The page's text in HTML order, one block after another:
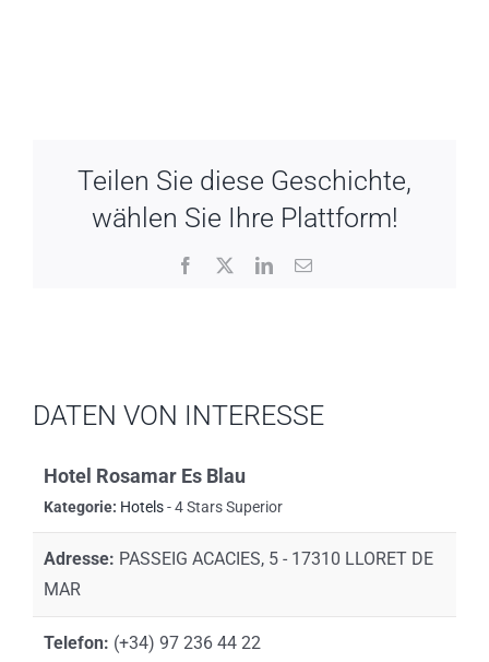
Teilen Sie diese Geschichte,
wählen Sie Ihre Plattform!
Facebook LinkedInEmail
DATEN VON INTERESSE
Hotel Rosamar Es Blau
Kategorie: Hotels- 4 Stars Superior
Adresse: PASSEIG ACACIES, 5 - 17310 LLORET DE
MAR
Telefon: (+34) 97 236 44 22